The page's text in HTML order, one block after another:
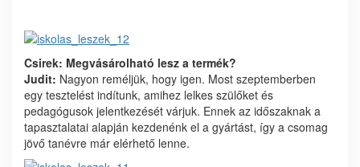
Csirek: Megvásárolható lesz a termék?
Judit: Nagyon reméljük, hogy igen. Most szeptemberben
egy tesztelést indítunk, amihez lelkes szülőket és
pedagógusok jelentkezését várjuk. Ennek az időszaknak a
tapasztalatai alapján kezdenénk el a gyártást, így a csomag
jövő tanévre már elérhető lenne.